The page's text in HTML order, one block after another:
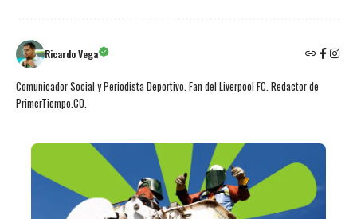
Ricardo Vega
Comunicador Social y Periodista Deportivo. Fan del Liverpool FC. Redactor de
PrimerTiempo.CO.